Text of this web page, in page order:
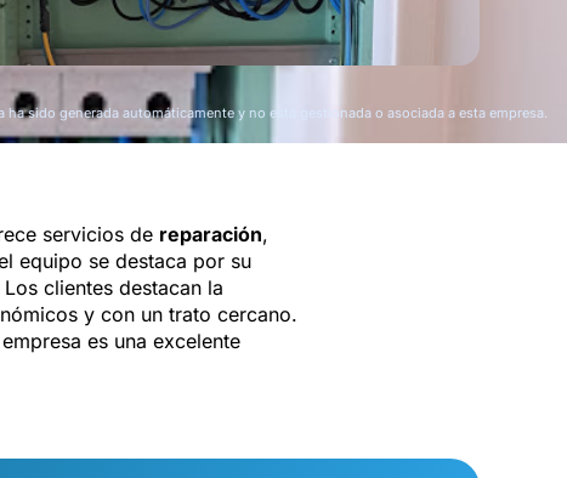
ha sido generada automáticamente y no está gestionada o asociada a esta empresa.
servicios de reparación,
equipo se destaca por su
clientes destacan la
y con un trato cercano.
es una excelente